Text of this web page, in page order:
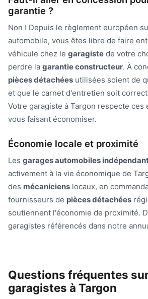
garantie ?
Non ! Depuis le règlement européen
automobile, vous êtes libre de faire
véhicule chez le garagiste de votre
perdre la garantie constructeur. À
pièces détachées utilisées soient de
et que le carnet d'entretien soit
Votre garagiste à Targon respecte ces
vous faisant économiser.
Économie locale et proximité
Les garages automobiles
activement à la vie économique de
des mécaniciens locaux, en
fournisseurs de pièces détachées
soutiennent l'économie de proximité.
garagistes référencés dans notre
Questions fréquentes
garagistes à Targon